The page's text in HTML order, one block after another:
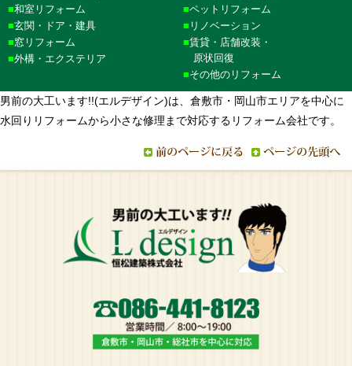
和室リフォーム
玄関・ドア・建具
窓リフォーム
外構・エクステリア
ペットリフォーム
リノベーション
賃貸・店舗改装・
原状回復
その他のリフォーム
男前の大工います!!(エルデザイン)は、倉敷市・岡山市エリアを中心に
水回りリフォームから小さな修理まで対応するリフォーム会社です。